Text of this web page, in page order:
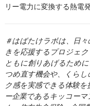
リー電力に変換する熱電
＃はばたけラボは、日
きを応援するプロジェ
ともに創りあげるため
つめ直す機会や、くら
ク感を実感できる体験
ー企業であるキッコー